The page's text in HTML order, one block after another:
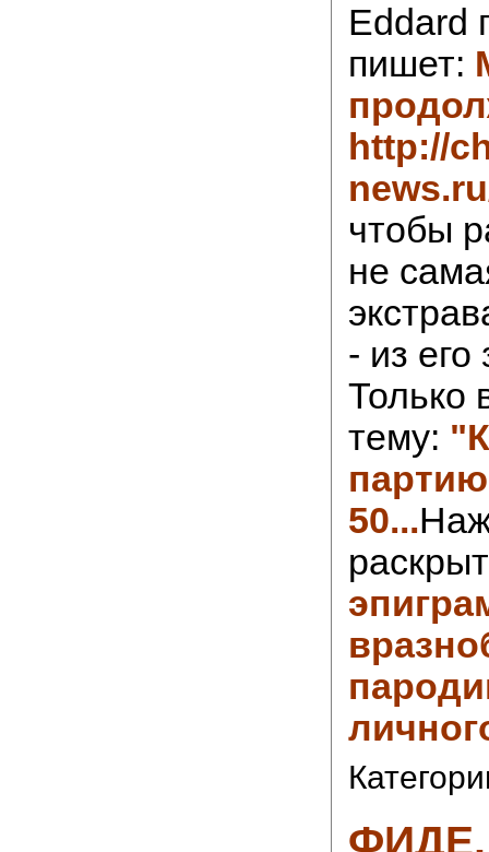
Eddard
пишет:
http://
чтобы
не
- из его
Только
тему:
50...
ФИДЕ,